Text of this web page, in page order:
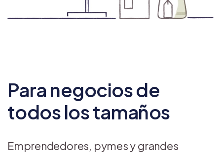
Para negocios de
todos los tamaños
Emprendedores, pymes y grandes